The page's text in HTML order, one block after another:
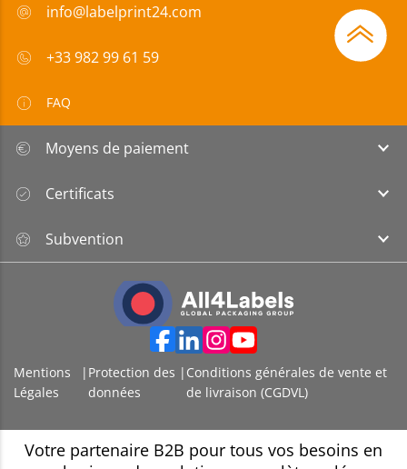
info@labelprint24.com
+33 982 99 61 59
FAQ
Moyens de paiement
Certificats
Subvention
Mentions
Légales
| Protection des
données
| Conditions générales de vente et
de livraison (CGDVL)
Votre partenaire B2B pour tous vos besoins en